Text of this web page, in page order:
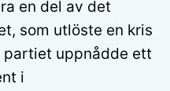
en del av det
som utlöste en kris
partiet uppnådde ett
i